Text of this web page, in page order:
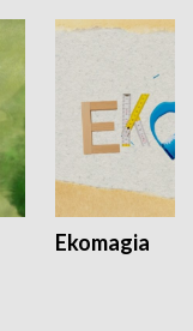
Ekomagia